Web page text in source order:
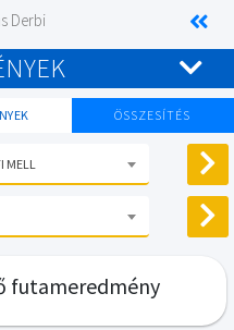
Derbi
ÖSSZESÍTÉS
MELL
futameredmény